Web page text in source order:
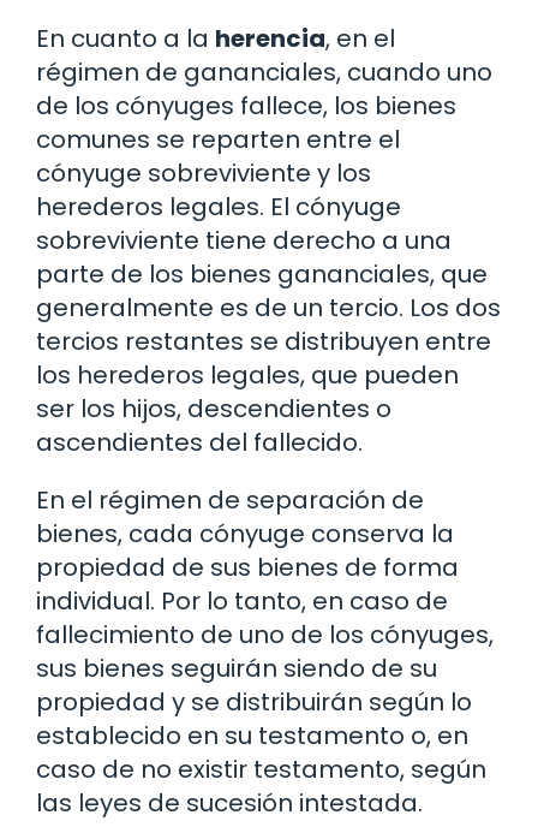
En cuanto a la herencia, en el
régimen de gananciales, cuando uno
de los cónyuges fallece, los bienes
comunes se reparten entre el
cónyuge sobreviviente y los
herederos legales. El cónyuge
sobreviviente tiene derecho a una
parte de los bienes gananciales, que
generalmente es de un tercio. Los dos
tercios restantes se distribuyen entre
los herederos legales, que pueden
ser los hijos, descendientes o
ascendientes del fallecido.
En el régimen de separación de
bienes, cada cónyuge conserva la
propiedad de sus bienes de forma
individual. Por lo tanto, en caso de
fallecimiento de uno de los cónyuges,
sus bienes seguirán siendo de su
propiedad y se distribuirán según lo
establecido en su testamento o, en
caso de no existir testamento, según
las leyes de sucesión intestada.